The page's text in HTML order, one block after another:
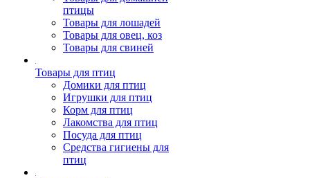
птицы
Товары для лошадей
Товары для овец, коз
Товары для свиней
Товары для птиц
Домики для птиц
Игрушки для птиц
Корм для птиц
Лакомства для птиц
Посуда для птиц
Средства гигиены для
птиц